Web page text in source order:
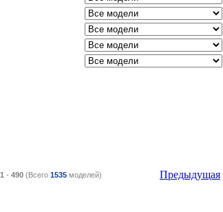
- 490(Всего 1535моделей) Предыдущая